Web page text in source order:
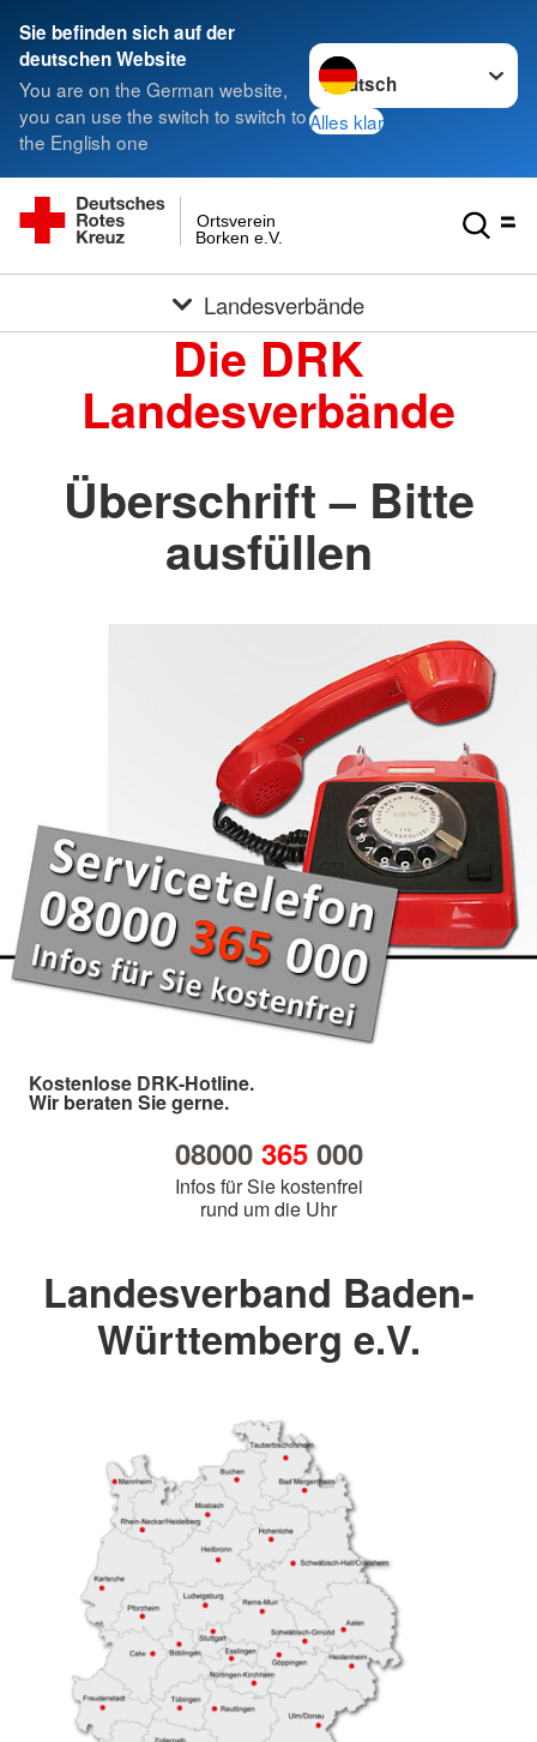
Sie befinden sich auf der
deutschen Website
You are on the German website,
you can use the switch to switch to
the English one
Sprache wechseln zu
Alles klar
Borken e.V.
Ortsverein
Landesverbände
Die DRK
Landesverbände
Überschrift – Bitte
ausfüllen
Kostenlose DRK-Hotline.
Wir beraten Sie gerne.
08000 365000
Infos für Sie kostenfrei
rund um die Uhr
Landesverband Baden-
Württemberg e.V.